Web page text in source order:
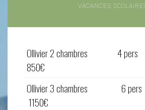
VACANCES
Ollivier 2 chambres
850€
Ollivier 3 chambres
1150€